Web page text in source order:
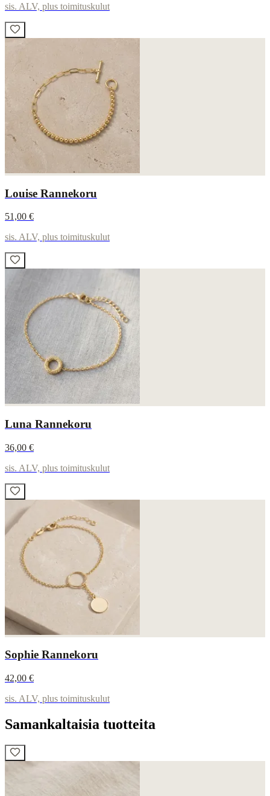
sis. ALV, plus toimituskulut
Louise Rannekoru
51,00 €
sis. ALV, plus toimituskulut
Luna Rannekoru
36,00 €
sis. ALV, plus toimituskulut
Sophie Rannekoru
42,00 €
sis. ALV, plus toimituskulut
Samankaltaisia tuotteita